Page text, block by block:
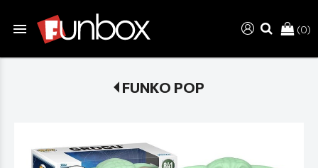
menu (0)
FUNKO POP